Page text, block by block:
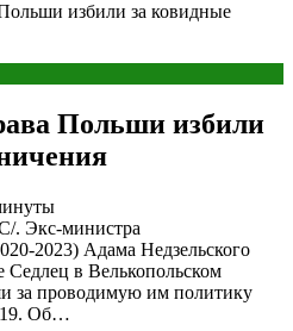
избили за ковидные
Польши избили
. Экс-министра
2023) Адама Недзельского
Седлец в Велькопольском
за проводимую им политику
19. Об…